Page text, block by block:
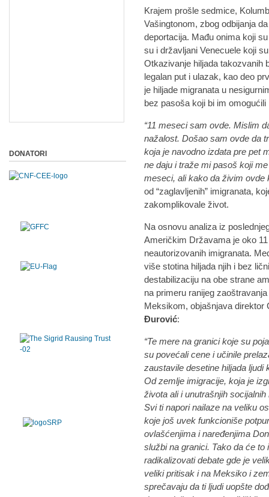
Krajem prošle sedmice,
Vašingtonom, zbog odbijanja
deportacija. Mađu onima koji
su i državljani Venecuele koji
Otkazivanje hiljada takozvanih
legalan put i ulazak, kao deo
je hiljade migranata u
bez pasoša koji bi im omogućili
“11 meseci sam ovde. Mislim
nažalost. Došao sam ovde da
koja je navodno izdata pre pet
ne daju i traže mi pasoš koji
meseci, ali kako da živim ovde
od “zaglavljenih” imigranata,
zakomplikovale život.
Na osnovu analiza iz
Američkim Državama je oko
neautorizovanih imigranata.
više stotina hiljada njih i bez
destabilizaciju na obe strane
na primeru ranijeg
Meksikom, objašnjava
Đurović:
“Te mere na granici koje su
su povećali cene i učinile
zaustavile desetine hiljada ljudi
Od zemlje imigracije, koja je
života ali i unutrašnjih
Svi ti napori nailaze na veliku
koje još uvek funkcioniše
ovlašćenjima i naređenjima
službi na granici. Tako da će
radikalizovati debate gde je
veliki pritisak i na Meksiko i
sprečavaju da ti ljudi uopšte
DONATORI